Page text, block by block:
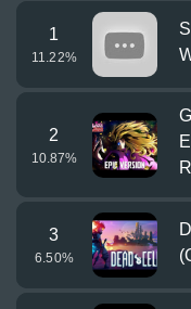
1
11.22%
2
10.87%
3
6.50%